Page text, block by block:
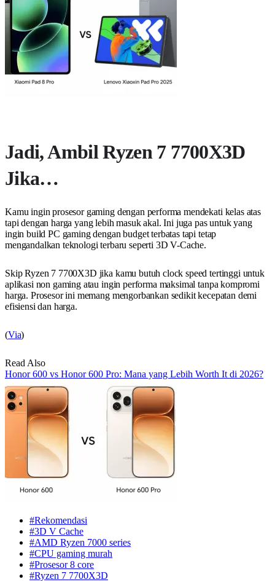
Jadi, Ambil Ryzen 7 7700X3D
Jika…
Kamu ingin prosesor gaming dengan performa mendekati kelas atas
tapi dengan harga yang lebih masuk akal. Ini juga pas untuk yang
ingin build PC gaming dengan budget terbatas tapi tetap
mengandalkan teknologi terbaru seperti 3D V-Cache.
Skip Ryzen 7 7700X3D jika kamu butuh clock speed tertinggi untuk
aplikasi non gaming atau ingin performa maksimal tanpa kompromi
harga. Prosesor ini memang mengorbankan sedikit kecepatan demi
efisiensi dan harga.
(Via)
Read Also
Honor 600 vs Honor 600 Pro: Mana yang Lebih Worth It di 2026?
#Rekomendasi
#3D V Cache
#AMD Ryzen 7000 series
#CPU gaming murah
#Prosesor 8 core
#Ryzen 7 7700X3D